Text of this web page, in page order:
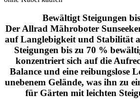
Bewältigt Steigungen
Der Allrad Mähroboter
auf Langlebigkeit und Stabilität
Steigungen bis zu 70 %
konzentriert sich auf die
Balance und eine reibungslose
unebenem Gelände, was ihn zu
für Gärten mit leichten